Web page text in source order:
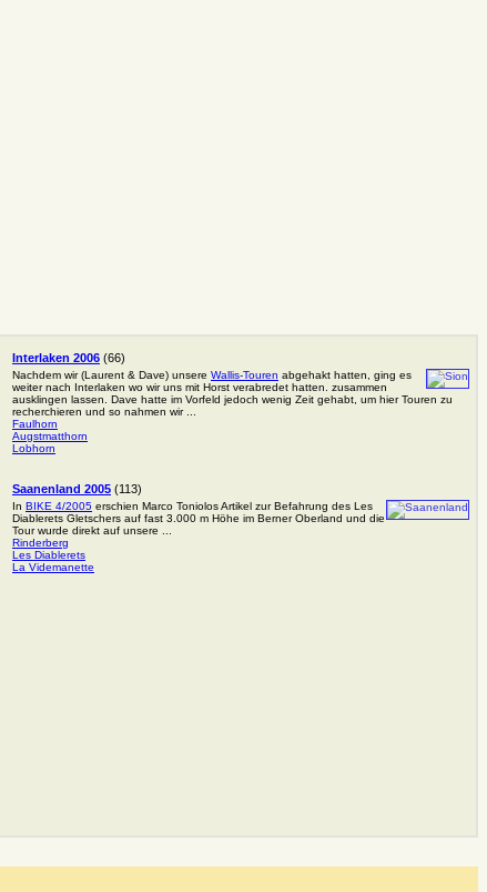
Interlaken 2006 (66)
Nachdem wir (Laurent & Dave) unsere Wallis-Touren abgehakt hatten, ging es
weiter nach Interlaken wo wir uns mit Horst verabredet hatten. zusammen
ausklingen lassen. Dave hatte im Vorfeld jedoch wenig Zeit gehabt, um hier Touren zu
recherchieren und so nahmen wir ...
Faulhorn
Augstmatthorn
Lobhorn
Saanenland 2005 (113)
In BIKE 4/2005 erschien Marco Toniolos Artikel zur Befahrung des Les
Diablerets Gletschers auf fast 3.000 m Höhe im Berner Oberland und die
Tour wurde direkt auf unsere ...
Rinderberg
Les Diablerets
La Videmanette